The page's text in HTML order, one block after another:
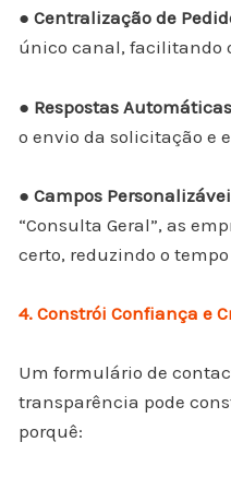
● Centralização de
único canal, facilitando
● Respostas
o envio da solicitação e
● Campos
“Consulta Geral”, as
certo, reduzindo o
4. Constrói Confiança e
Um formulário de
transparência pode
porquê: